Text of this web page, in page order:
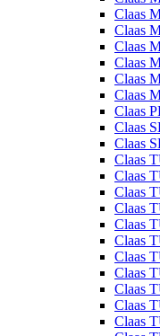
Claas
Claas
Claas
Claas
Claas
Claas
Claas
Claas
Claas
Claas
Claas
Claas
Claas
Claas
Claas
Claas
Claas
Claas
Claas
Claas